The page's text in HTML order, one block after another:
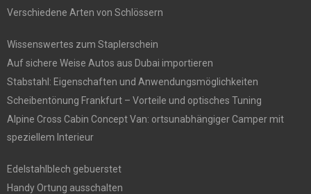
Verschiedene Arten von Schlössern
Wissenswertes zum Staplerschein
Auf sichere Weise Autos aus Dubai importieren
Stabstahl: Eigenschaften und Anwendungsmöglichkeiten
Scheibentönung Frankfurt – Vorteile und optisches Tuning
Alpine Cross Cabin Concept Van: ortsunabhängiger Camper mit
speziellem Interieur
Edelstahlblech gebuerstet
Handy Ortung ausschalten